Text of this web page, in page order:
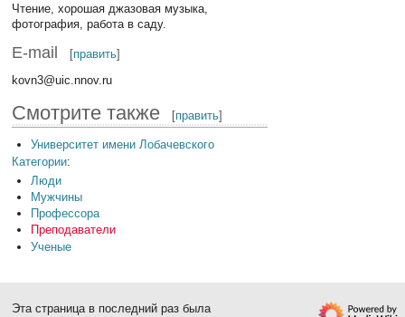
Чтение, хорошая джазовая музыка,
фотография, работа в саду.
E-mail [править]
kovn3@uic.nnov.ru
Смотрите также [править]
Университет имени Лобачевского
Категории:
Люди
Мужчины
Профессора
Преподаватели
Ученые
Эта страница в последний раз была